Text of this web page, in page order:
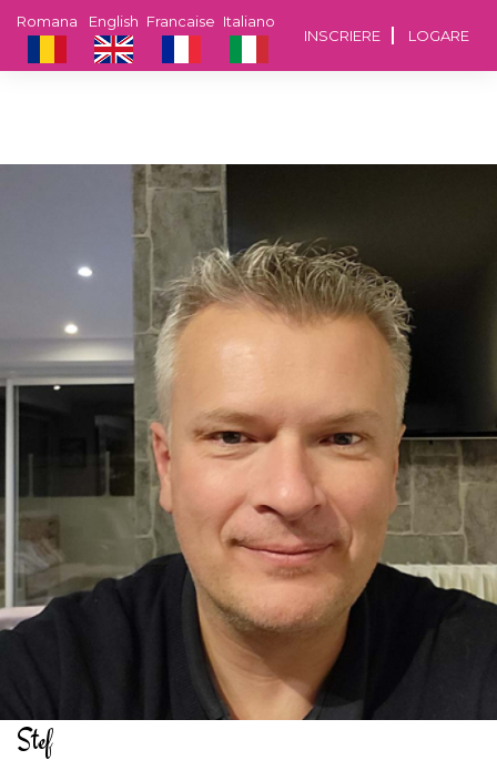
INSCRIERE LOGARE
Italiano
Francaise
English
Romana
Stef